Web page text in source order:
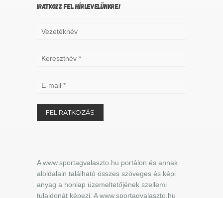
IRATKOZZ FEL HÍRLEVELÜNKRE!
A www.sportagvalaszto.hu portálon és annak
aloldalain található összes szöveges és képi
anyag a honlap üzemeltetőjének szellemi
tulajdonát képezi. A www.sportagvalaszto.hu